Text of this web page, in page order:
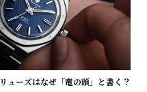
リューズはなぜ「竜の頭」と書く？